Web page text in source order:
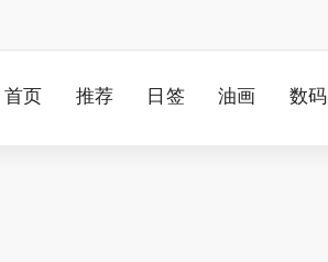
首页 推荐 日签 油画 数码